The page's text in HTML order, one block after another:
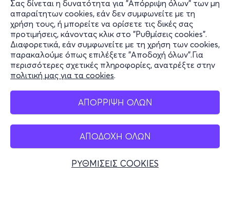
Σας δίνεται η δυνατότητα για "Απόρριψη όλων" των μη
απαραίτητων cookies, εάν δεν συμφωνείτε με τη
χρήση τους, ή μπορείτε να ορίσετε τις δικές σας
προτιμήσεις, κάνοντας κλικ στο "Ρυθμίσεις cookies".
Διαφορετικά, εάν συμφωνείτε με τη χρήση των cookies,
παρακαλούμε όπως επιλέξετε "Αποδοχή όλων".Για
περισσότερες σχετικές πληροφορίες, ανατρέξτε στην
πολιτική μας για τα cookies.
ΑΠΟΡΡΙΨΗ ΟΛΩΝ
ΑΠΟΔΟΧΗ ΟΛΩΝ
ΡΥΘΜΙΣΕΙΣ COOKIES
Πληροφορίες
Υποστήριξη
Stay Connected
Mobile app